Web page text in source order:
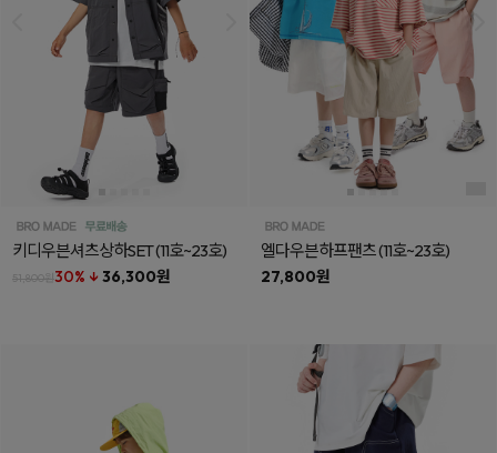
키디우븐셔츠상하SET(11호~23호)
51,800원30% ↓ 36,300원
엘다우븐하프팬츠(11호~23호)
27,800원